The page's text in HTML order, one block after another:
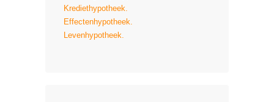
Krediethypotheek.
Effectenhypotheek.
Levenhypotheek.